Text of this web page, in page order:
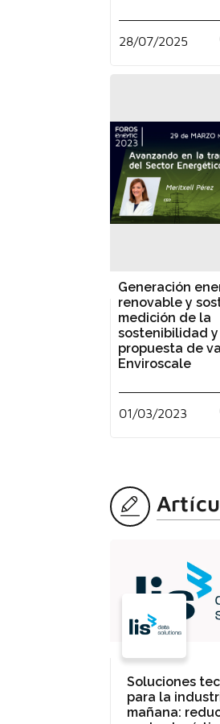
28/07/2025
Generación
renovable y
medición de la
sostenibilidad y
propuesta de
Enviroscale
01/03/2023
Soluciones
para la
mañana: